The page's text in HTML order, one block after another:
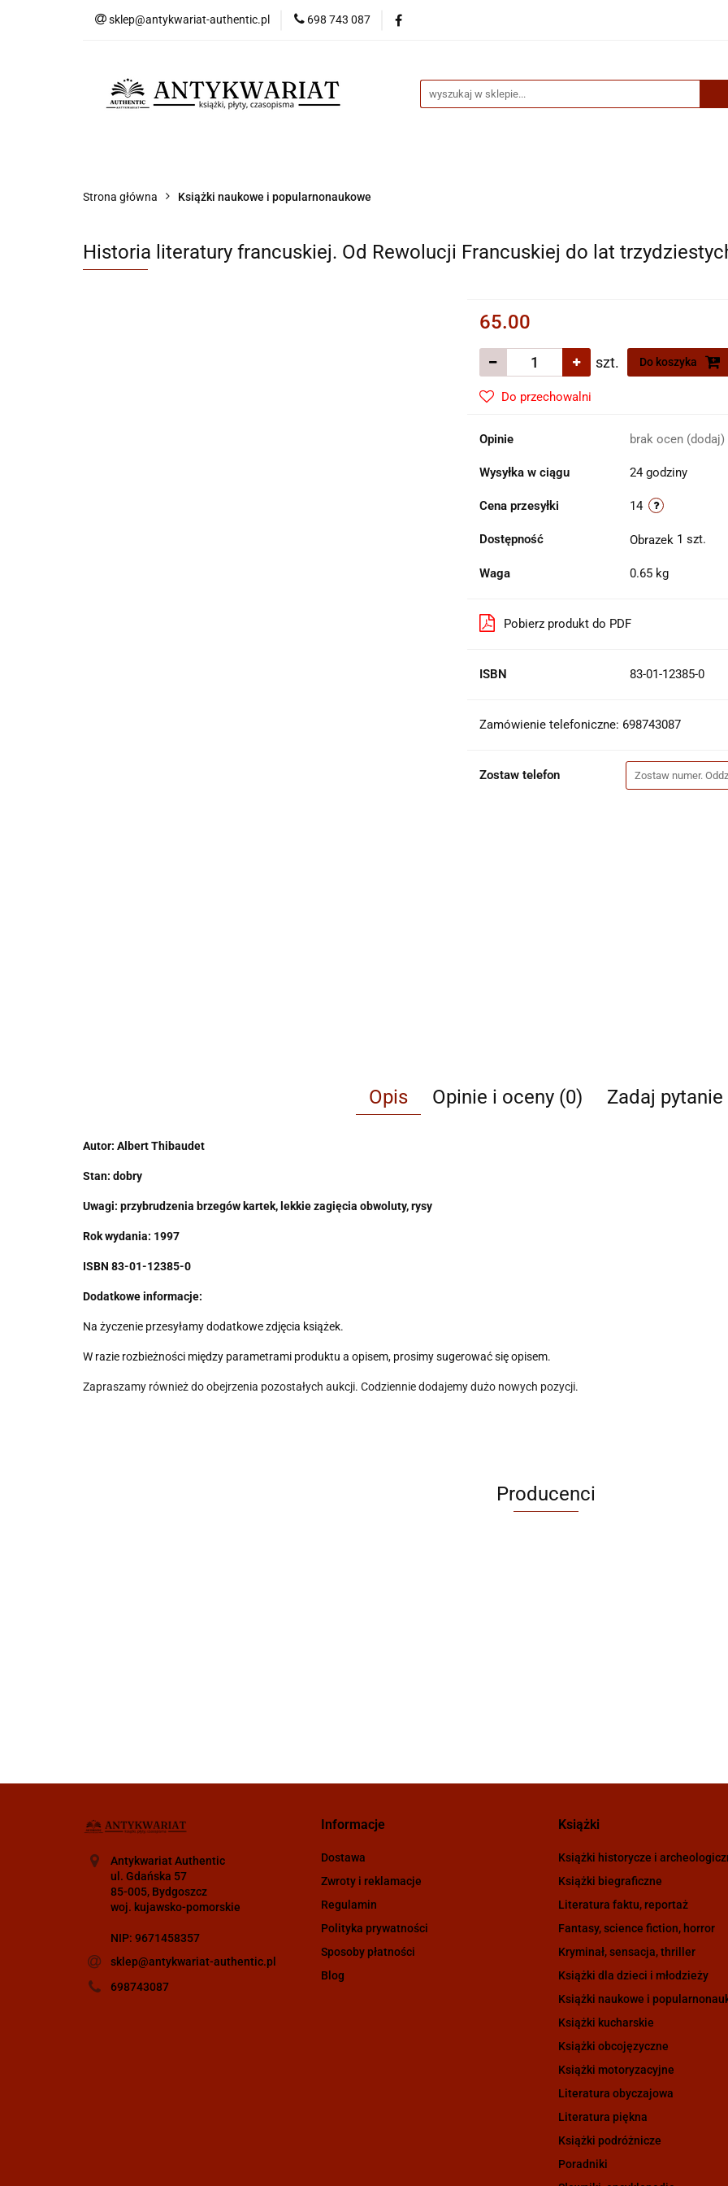
sklep@antykwariat-authentic.pl 698 743 087
Kategorie
Strona główna Książki naukowe i popularnonaukowe
Historia literatury francuskiej. Od Rewolucji Francuskiej do lat
65.00
szt. Do koszyka
Do przechowalni
Opinie brak ocen (dodaj)
Wysyłka w ciągu 24 godziny
Cena przesyłki 14
Dostępność 1 szt.
Waga 0.65 kg
Pobierz produkt do PDF
ISBN 83-01-12385-0
Zamówienie telefoniczne: 698743087
Zostaw telefon
Opis Opinie i oceny (0) Zadaj pytanie
Autor: Albert Thibaudet
Stan: dobry
Uwagi: przybrudzenia brzegów kartek, lekkie zagięcia obwoluty, rysy
Rok wydania: 1997
ISBN 83-01-12385-0
Dodatkowe informacje:
Na życzenie przesyłamy dodatkowe zdjęcia książek.
W razie rozbieżności między parametrami produktu a opisem, prosimy sugerować się opisem.
Zapraszamy również do obejrzenia pozostałych aukcji. Codziennie dodajemy dużo nowych pozycji.
Producenci
Antykwariat Authentic
ul. Gdańska 57
85-005, Bydgoszcz
woj. kujawsko-pomorskie
NIP: 9671458357
sklep@antykwariat-authentic.pl
698743087
Informacje
Dostawa
Zwroty i reklamacje
Regulamin
Polityka prywatności
Sposoby płatności
Blog
Książki
Książki historycze i
Książki biegraficzne
Literatura faktu, reportaż
Fantasy, science fiction, horror
Kryminał, sensacja, thriller
Książki dla dzieci i młodzieży
Książki naukowe i
Książki kucharskie
Książki obcojęzyczne
Książki motoryzacyjne
Literatura obyczajowa
Literatura piękna
Książki podróżnicze
Poradniki